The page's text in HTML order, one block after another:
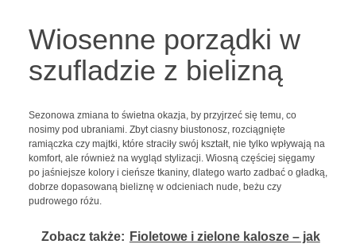
Wiosenne porządki w
szufladzie z bielizną
Sezonowa zmiana to świetna okazja, by przyjrzeć się temu, co
nosimy pod ubraniami. Zbyt ciasny biustonosz, rozciągnięte
ramiączka czy majtki, które straciły swój kształt, nie tylko wpływają na
komfort, ale również na wygląd stylizacji. Wiosną częściej sięgamy
po jaśniejsze kolory i cieńsze tkaniny, dlatego warto zadbać o gładką,
dobrze dopasowaną bieliznę w odcieniach nude, beżu czy
pudrowego różu.
Zobacz także: Fioletowe i zielone kalosze – jak